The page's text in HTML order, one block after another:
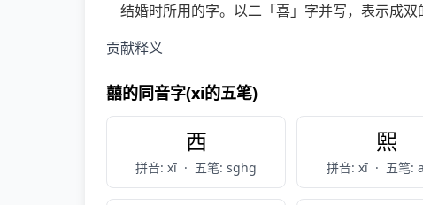
结婚时所用的字。以二「喜」字并写，表示成
贡献释义
囍的同音字(xi的五笔)
西
拼音: xī · 五笔: sghg
熙
拼音: xī · 五笔: